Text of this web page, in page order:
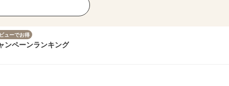
ューでお得
ンペーンランキング